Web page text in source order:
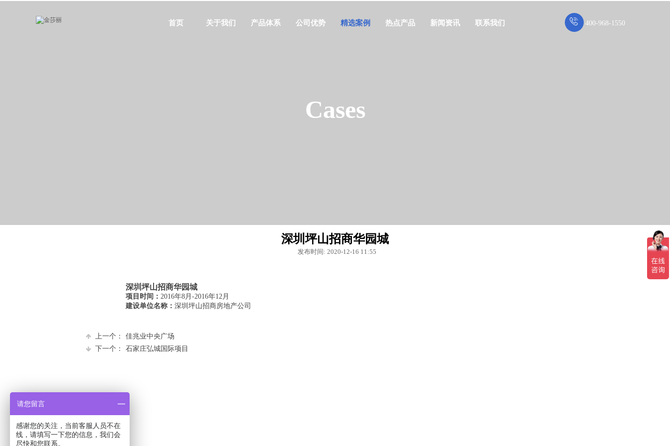
首页 关于我们 产品体系 公司优势 精选案例 热点产品 新闻资讯 联系我们 400-968-1550
Cases
深圳坪山招商华园城
发布时间: 2020-12-16 11:55
深圳坪山招商华园城
项目时间： 2016年8月 -2016年12月
建设单位名称 ： 深圳坪山招商房地产公司
上一个：
佳兆业中央广场
下一个：
石家庄弘城国际项目
请您留言
感谢您的关注，当前客服人员不在
线，请填写一下您的信息，我们会
尽快和您联系。